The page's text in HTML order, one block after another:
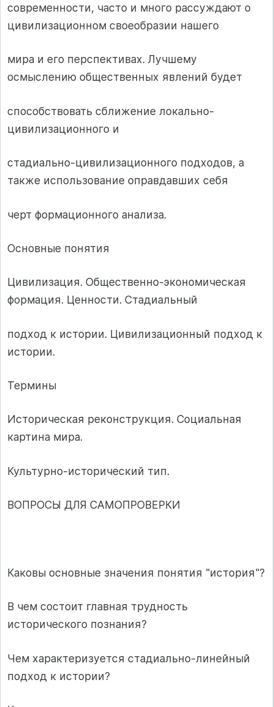
современности, часто и много рассуждают о
цивилизационном своеобразии нашего
мира и его перспективах. Лучшему
осмыслению общественных явлений будет
способствовать сближение локально-
цивилизационного и
стадиально-цивилизационного подходов, а
также использование оправдавших себя
черт формационного анализа.
Основные понятия
Цивилизация. Общественно-экономическая
формация. Ценности. Стадиальный
подход к истории. Цивилизационный подход к
истории.
Термины
Историческая реконструкция. Социальная
картина мира.
Культурно-исторический тип.
ВОПРОСЫ ДЛЯ САМОПРОВЕРКИ
Каковы основные значения понятия "история"?
В чем состоит главная трудность
исторического познания?
Чем характеризуется стадиально-линейный
подход к истории?